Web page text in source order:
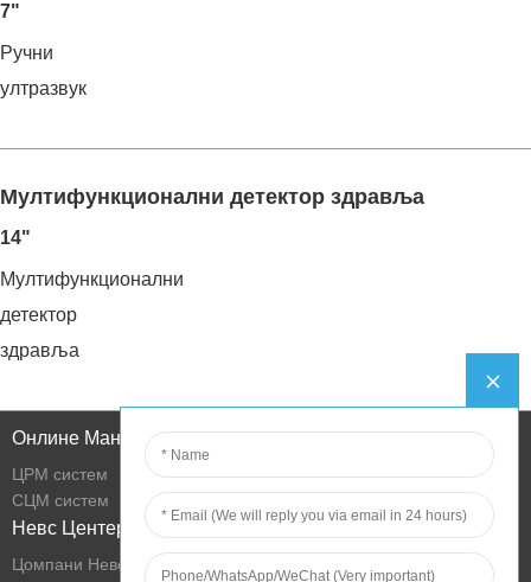
7"
Ручни
ултразвук
Мултифункционални детектор здравља
14"
Мултифункционални
детектор
здравља
Онлине Манагемент
ЦРМ систем
СЦМ систем
Невс Центер
Цомпани Невс